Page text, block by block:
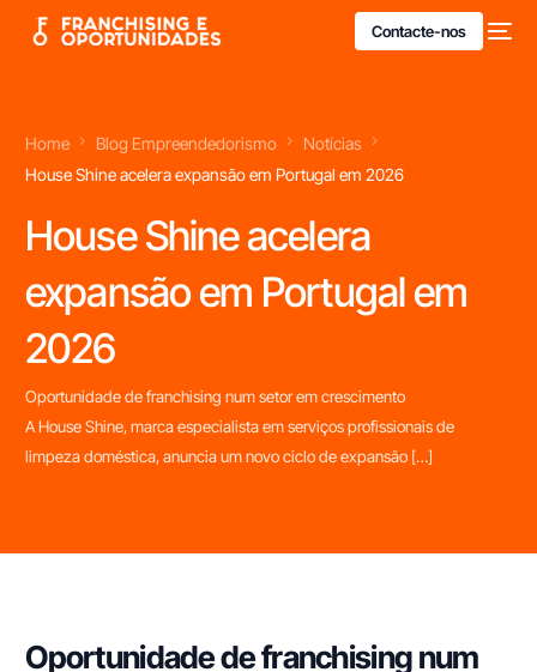
Contacte-nos
Home Blog Empreendedorismo
Notícias
House Shine acelera expansão em Portugal em 2026
House Shine acelera
expansão em Portugal em
2026
Oportunidade de franchising num setor em crescimento
A House Shine, marca especialista em serviços profissionais de
limpeza doméstica, anuncia um novo ciclo de expansão […]
Oportunidade de franchising num